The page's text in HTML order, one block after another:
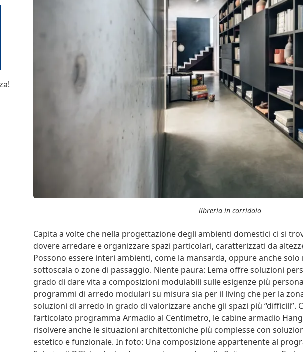
libreria in corridoio
Capita a volte che nella progettazione degli ambienti domestici ci si
dovere arredare e organizzare spazi particolari, caratterizzati da
Possono essere interi ambienti, come la mansarda, oppure anche solo
sottoscala o zone di passaggio. Niente paura: Lema offre soluzioni
grado di dare vita a composizioni modulabili sulle esigenze più
programmi di arredo modulari su misura sia per il living che per la
soluzioni di arredo in grado di valorizzare anche gli spazi più “difficili”.
l’articolato programma Armadio al Centimetro, le cabine armadio
risolvere anche le situazioni architettoniche più complesse con
estetico e funzionale. In foto: Una composizione appartenente al